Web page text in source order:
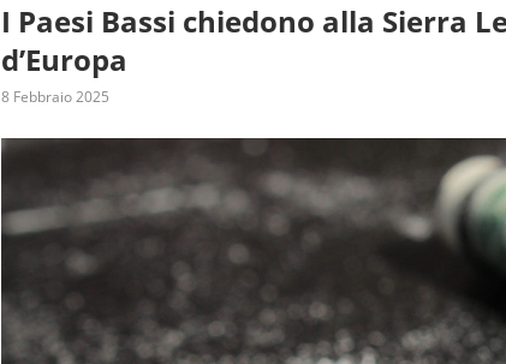
I Paesi Bassi chiedono alla Sierra
d’Europa
8 Febbraio 2025